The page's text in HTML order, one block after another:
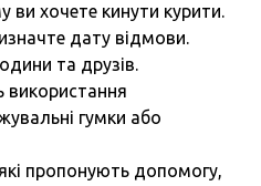
ви хочете кинути курити.
дату відмови.
та друзів.
використання
гумки або
пропонують допомогу,